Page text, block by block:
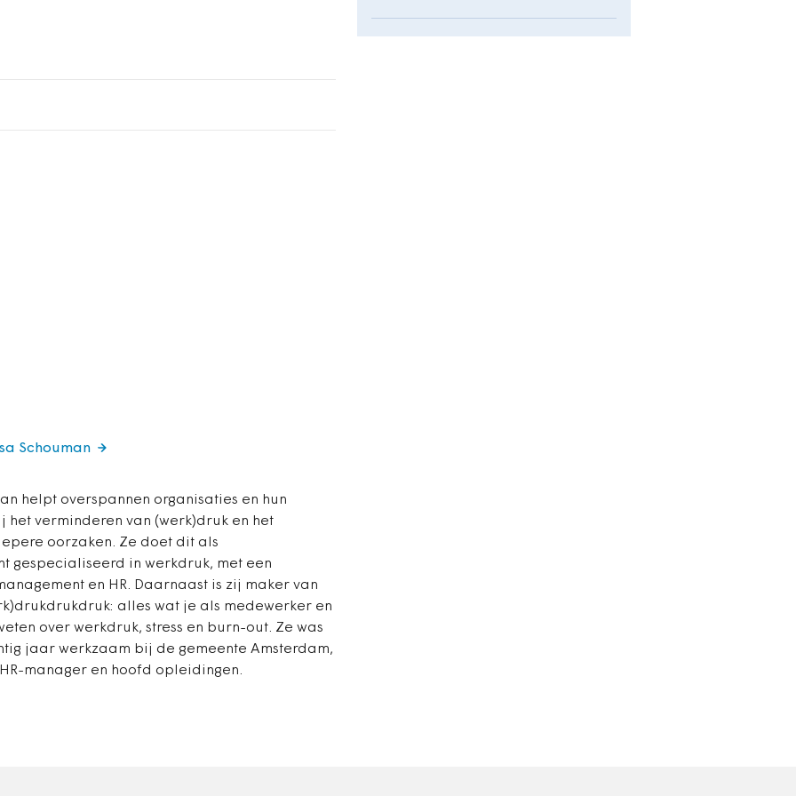
helpt overspannen organisaties en hun
het verminderen van (werk)druk en het
oorzaken. Ze doet dit als
gespecialiseerd in werkdruk, met een
en HR. Daarnaast is zij maker van
alles wat je als medewerker en
over werkdruk, stress en burn-out. Ze was
jaar werkzaam bij de gemeente Amsterdam,
manager en hoofd opleidingen.
Schouman